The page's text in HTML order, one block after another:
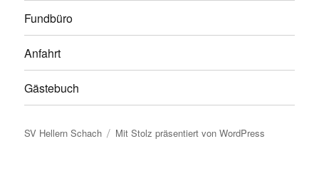
Fundbüro
Anfahrt
Gästebuch
SV Hellern Schach Mit Stolz präsentiert von WordPress